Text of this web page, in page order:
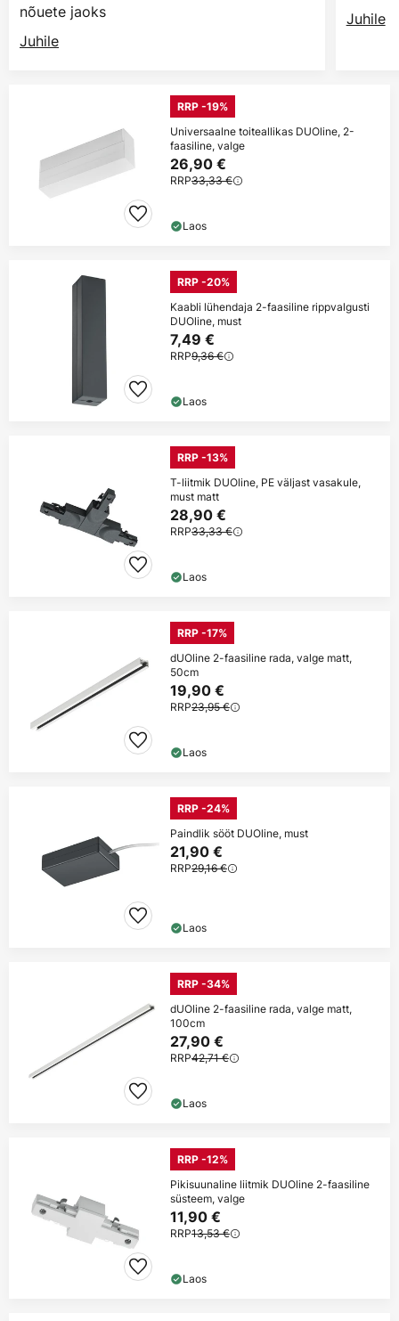
nõuete jaoks
Juhile
Juhile
RRP -19%
Universaalne toiteallikas DUOline, 2-
faasiline, valge
26,90 €
RRP33,33 €
Laos
RRP -20%
Kaabli lühendaja 2-faasiline rippvalgusti
DUOline, must
7,49 €
RRP9,36 €
Laos
RRP -13%
T-liitmik DUOline, PE väljast vasakule,
must matt
28,90 €
RRP33,33 €
Laos
RRP -17%
dUOline 2-faasiline rada, valge matt,
50cm
19,90 €
RRP23,95 €
Laos
RRP -24%
Paindlik sööt DUOline, must
21,90 €
RRP29,16 €
Laos
RRP -34%
dUOline 2-faasiline rada, valge matt,
100cm
27,90 €
RRP42,71 €
Laos
RRP -12%
Pikisuunaline liitmik DUOline 2-faasiline
süsteem, valge
11,90 €
RRP13,53 €
Laos